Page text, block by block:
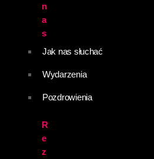
n
a
s
Jak nas słuchać
Wydarzenia
Pozdrowienia
R
e
z